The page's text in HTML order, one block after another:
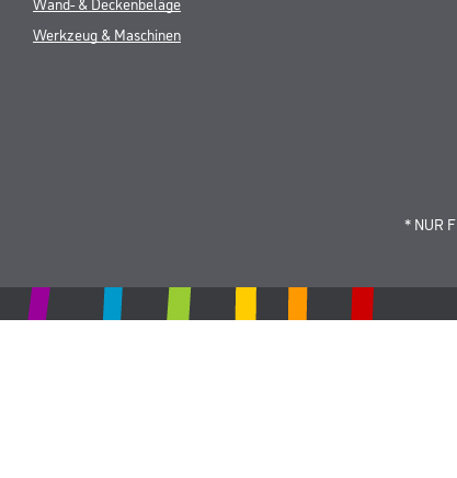
Werkzeug & Maschinen
* NUR